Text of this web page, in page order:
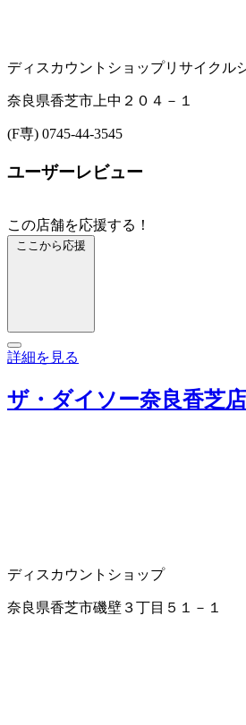
ディスカウントショップリサイクル
奈良県香芝市上中２０４－１
(F専) 0745-44-3545
ユーザーレビュー
この店舗を応援する！
ここから応援
詳細を見る
ザ・ダイソー奈良香芝店
ディスカウントショップ
奈良県香芝市磯壁３丁目５１－１